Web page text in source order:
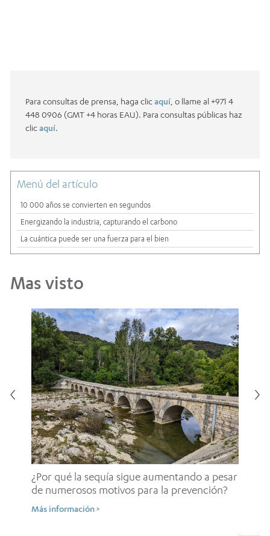
Para consultas de prensa, haga clicaquí , o llame al +971 4
448 0906 (GMT +4 horas EAU). Para consultas públicas haz
clicaquí.
Menú del artículo
10 000 años se convierten en segundos
Energizando la industria, capturando el carbono
La cuántica puede ser una fuerza para el bien
Mas visto
¿Por qué la sequía sigue aumentando a pesar
de numerosos motivos para la prevención?
Más información >